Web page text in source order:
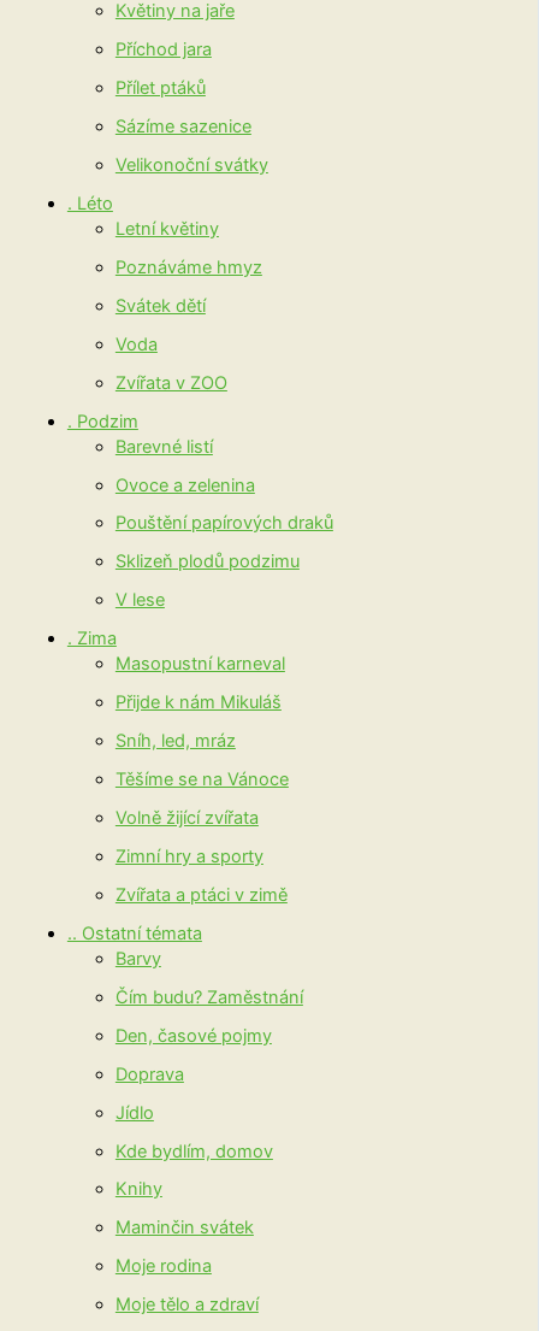
Květiny na jaře
Příchod jara
Přílet ptáků
Sázíme sazenice
Velikonoční svátky
. Léto
Letní květiny
Poznáváme hmyz
Svátek dětí
Voda
Zvířata v ZOO
. Podzim
Barevné listí
Ovoce a zelenina
Pouštění papírových draků
Sklizeň plodů podzimu
V lese
. Zima
Masopustní karneval
Přijde k nám Mikuláš
Sníh, led, mráz
Těšíme se na Vánoce
Volně žijící zvířata
Zimní hry a sporty
Zvířata a ptáci v zimě
.. Ostatní témata
Barvy
Čím budu? Zaměstnání
Den, časové pojmy
Doprava
Jídlo
Kde bydlím, domov
Knihy
Maminčin svátek
Moje rodina
Moje tělo a zdraví